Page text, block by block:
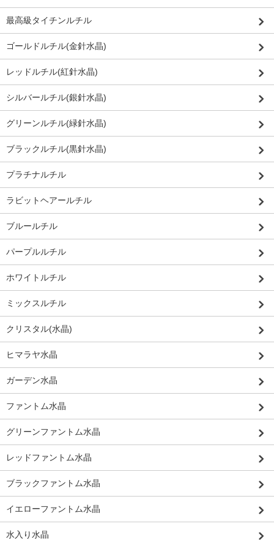
最高級タイチンルチル
ゴールドルチル(金針水晶)
レッドルチル(紅針水晶)
シルバールチル(銀針水晶)
グリーンルチル(緑針水晶)
ブラックルチル(黒針水晶)
プラチナルチル
ラビットヘアールチル
ブルールチル
パープルルチル
ホワイトルチル
ミックスルチル
クリスタル(水晶)
ヒマラヤ水晶
ガーデン水晶
ファントム水晶
グリーンファントム水晶
レッドファントム水晶
ブラックファントム水晶
イエローファントム水晶
水入り水晶